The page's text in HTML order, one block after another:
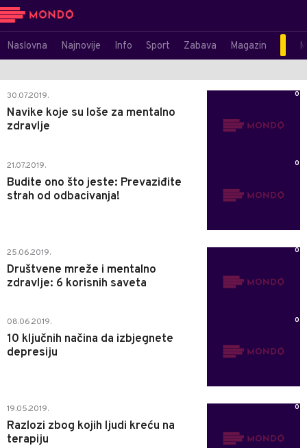
Naslovna Najnovije Info Sport Zabava Magazin
30.07.2019.
Navike koje su loše za mentalno
zdravlje
0
21.07.2019.
Budite ono što jeste: Prevaziđite
strah od odbacivanja!
0
25.06.2019.
Društvene mreže i mentalno
zdravlje: 6 korisnih saveta
0
08.06.2019.
10 ključnih načina da izbjegnete
depresiju
0
19.05.2019.
Razlozi zbog kojih ljudi kreću na
terapiju
0